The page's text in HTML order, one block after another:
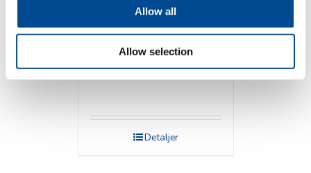
Allow all
Allow selection
Veit Pressbord
Detaljer